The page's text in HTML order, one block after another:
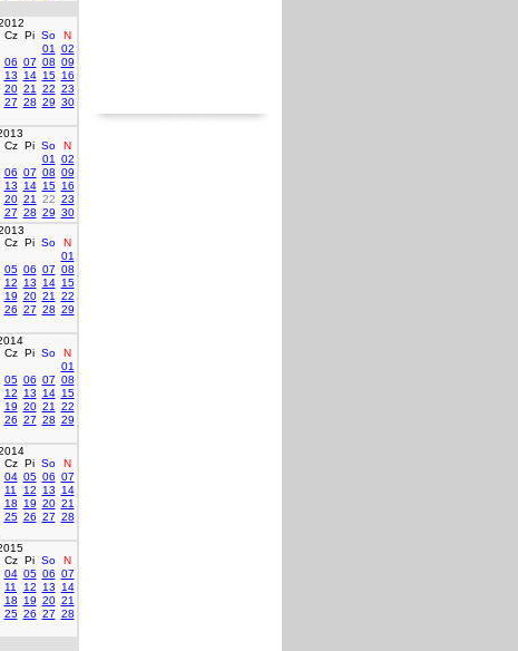
Cz Pi So
N
01
02
06 07 08 09
13 14 15 16
20 21 22 23
27 28 29 30
Cz Pi So
N
01
02
06 07 08 09
13 14 15 16
20 21 22 23
27 28 29 30
Cz Pi So
N
01
05 06 07 08
12 13 14 15
19 20 21
22
26 27 28 29
Cz Pi So
N
01
05 06 07 08
12 13 14 15
19 20 21
22
26 27 28 29
Cz Pi So
N
04 05 06 07
11 12 13
14
18 19 20 21
25 26 27 28
Cz Pi So
N
04 05 06 07
11 12 13
14
18 19 20 21
25 26 27 28